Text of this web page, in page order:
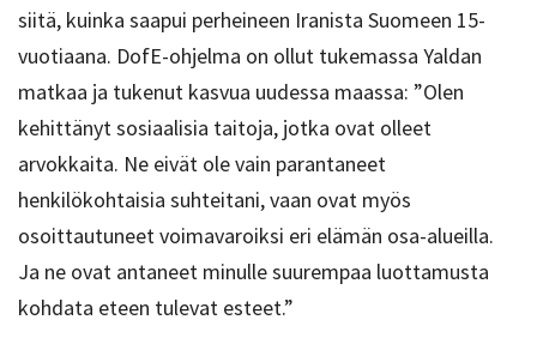
siitä, kuinka saapui perheineen Iranista Suomeen 15-
vuotiaana. DofE-ohjelma on ollut tukemassa Yaldan
matkaa ja tukenut kasvua uudessa maassa: ”Olen
kehittänyt sosiaalisia taitoja, jotka ovat olleet
arvokkaita. Ne eivät ole vain parantaneet
henkilökohtaisia suhteitani, vaan ovat myös
osoittautuneet voimavaroiksi eri elämän osa-alueilla.
Ja ne ovat antaneet minulle suurempaa luottamusta
kohdata eteen tulevat esteet.”